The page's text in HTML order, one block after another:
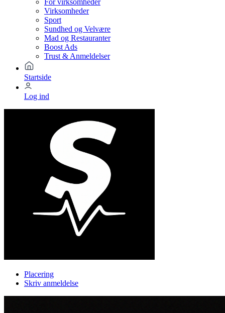
For virksomheder
Virksomheder
Sport
Sundhed og Velvære
Mad og Restauranter
Boost Ads
Trust & Anmeldelser
Startside
Log ind
Placering
Skriv anmeldelse